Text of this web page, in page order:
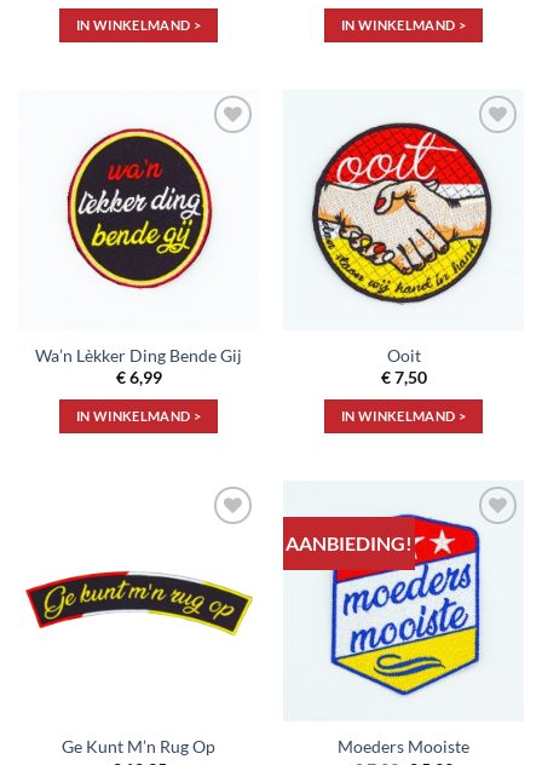
IN WINKELMAND > IN WINKELMAND >
Toevoegen
aan
verlanglijst
Wa’n Lèkker Ding Bende Gij
€6,99
IN WINKELMAND >
Toevoegen
aan
verlanglijst
Ooit
€7,50
IN WINKELMAND >
verlanglijst
Ge Kunt M’n Rug Op
AANBIEDING!
Toevoegen
aan
verlanglijst
Moeders Mooiste